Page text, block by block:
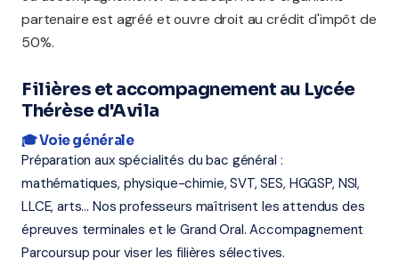
partenaire est agréé et ouvre droit au crédit d'impôt de
50%.
Filières et accompagnement au Lycée
Thérèse d'Avila
🎓 Voie générale
Préparation aux spécialités du bac général :
mathématiques, physique-chimie, SVT, SES, HGGSP, NSI,
LLCE, arts... Nos professeurs maîtrisent les attendus des
épreuves terminales et le Grand Oral. Accompagnement
Parcoursup pour viser les filières sélectives.